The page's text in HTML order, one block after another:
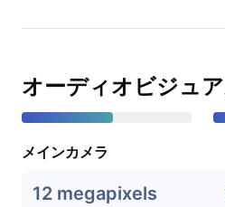
オーディオビジュ
メインカメラ
12 megapixels